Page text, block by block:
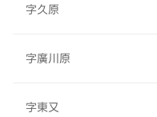
字久原
字廣川原
字東又